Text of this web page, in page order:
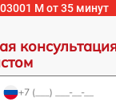
M от 35 минут